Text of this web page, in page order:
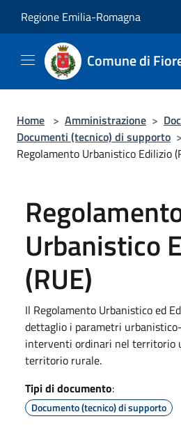
Regione Emilia-Romagna
Comune di
Home > Amministrazione >
Documenti (tecnico) di supporto >
Regolamento Urbanistico Edilizio
Urbanistico
(RUE)
Il Regolamento Urbanistico ed
dettaglio i parametri
interventi ordinari nel territorio
territorio rurale.
Tipi di documento:
Documento (tecnico) di supporto